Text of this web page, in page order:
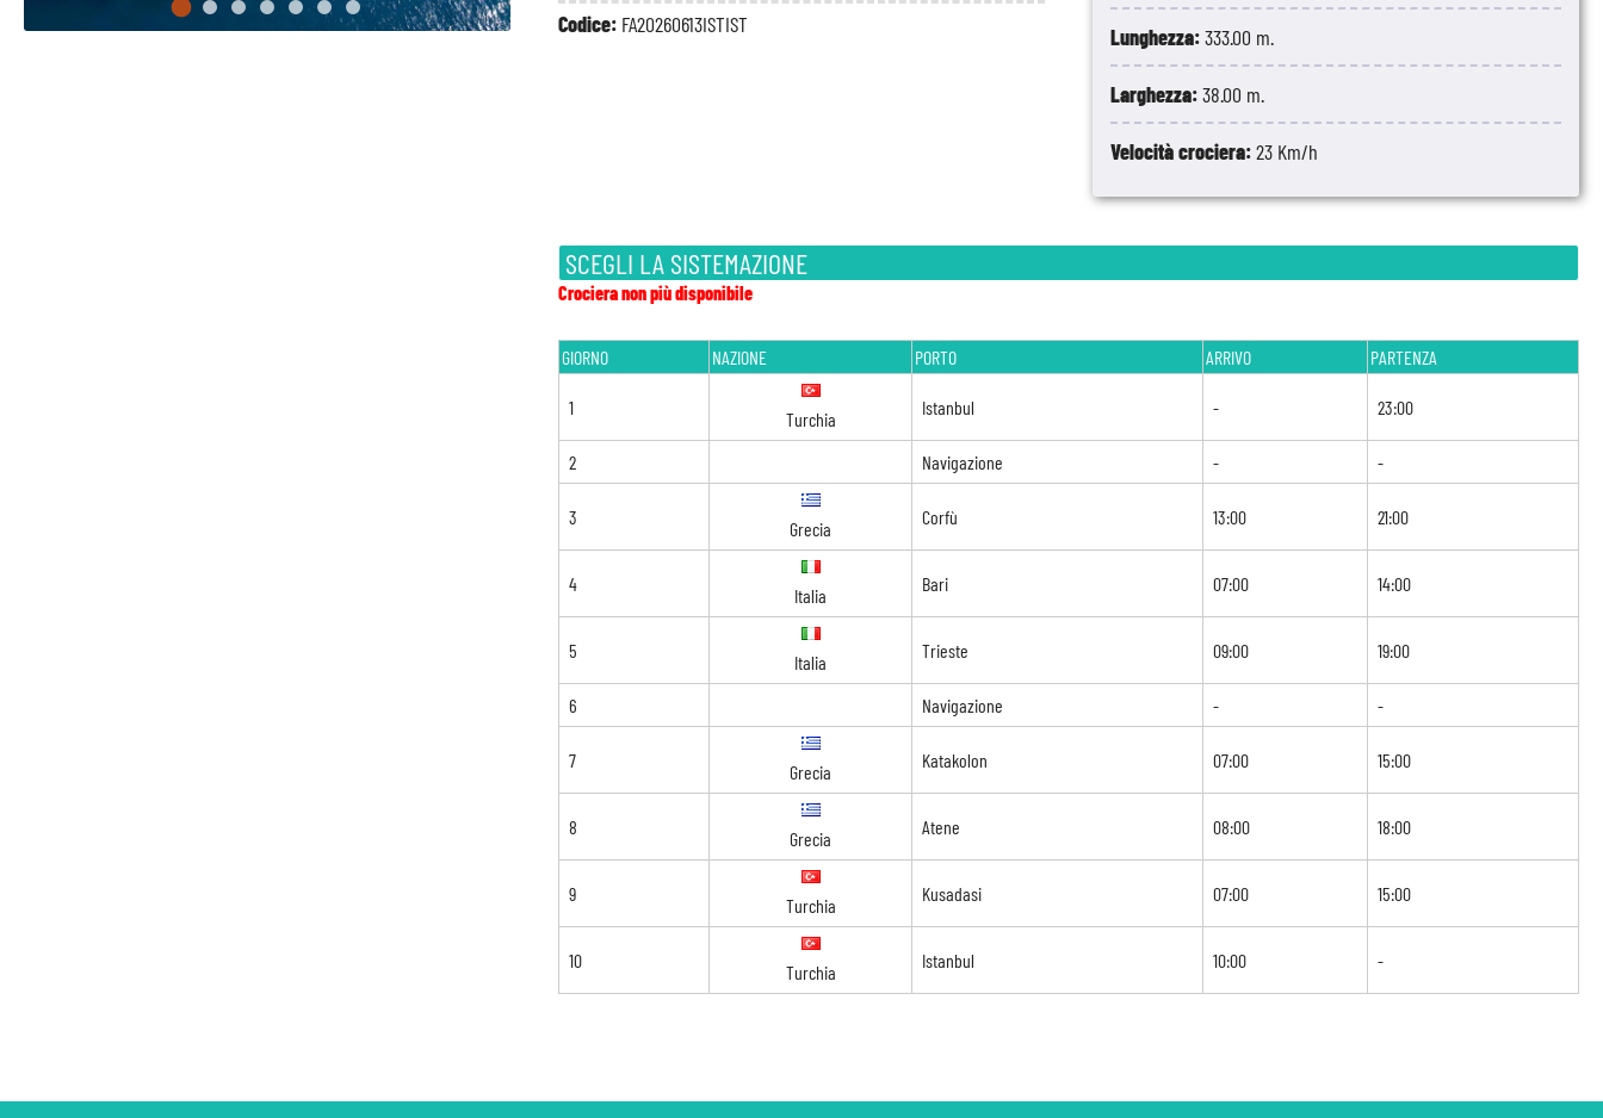
Codice: FA20260613ISTIST Lunghezza:333.00 m.
Larghezza:38.00 m.
Velocità crociera:23 Km/h
SCEGLI LA SISTEMAZIONE
Crociera non più disponibile
GIORNO NAZIONE PORTO ARRIVO PARTENZA
1
Turchia
Istanbul - 23:00
2 Navigazione - -
3
Grecia
Corfù 13:00 21:00
4
Italia
Bari 07:00 14:00
5
Italia
Trieste 09:00 19:00
6 Navigazione - -
7
Grecia
Katakolon 07:00 15:00
8
Grecia
Atene 08:00 18:00
9
Turchia
Kusadasi 07:00 15:00
10
Turchia
Istanbul 10:00 -